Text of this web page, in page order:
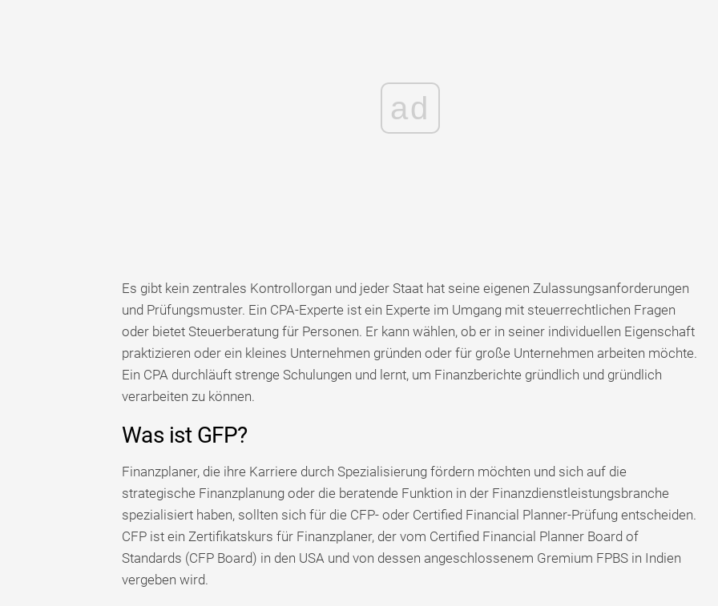
ad
Es gibt kein zentrales Kontrollorgan und jeder Staat hat seine eigenen Zulassungsanforderungen
und Prüfungsmuster. Ein CPA-Experte ist ein Experte im Umgang mit steuerrechtlichen Fragen
oder bietet Steuerberatung für Personen. Er kann wählen, ob er in seiner individuellen Eigenschaft
praktizieren oder ein kleines Unternehmen gründen oder für große Unternehmen arbeiten möchte.
Ein CPA durchläuft strenge Schulungen und lernt, um Finanzberichte gründlich und gründlich
verarbeiten zu können.
Was ist GFP?
Finanzplaner, die ihre Karriere durch Spezialisierung fördern möchten und sich auf die
strategische Finanzplanung oder die beratende Funktion in der Finanzdienstleistungsbranche
spezialisiert haben, sollten sich für die CFP- oder Certified Financial Planner-Prüfung entscheiden.
CFP ist ein Zertifikatskurs für Finanzplaner, der vom Certified Financial Planner Board of
Standards (CFP Board) in den USA und von dessen angeschlossenem Gremium FPBS in Indien
vergeben wird.